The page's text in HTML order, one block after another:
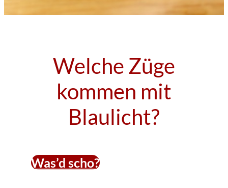
Welche Züge
kommen mit
Blaulicht?
Was’d scho?